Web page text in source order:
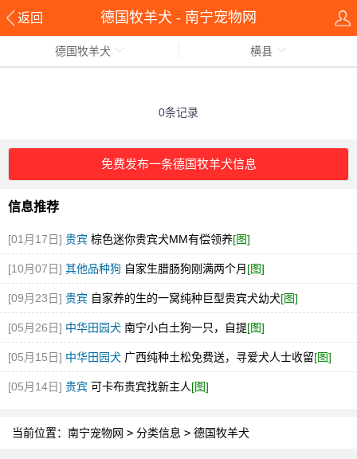
返回 德国牧羊犬 - 南宁宠物网
德国牧羊犬 横县
0条记录
免费发布一条德国牧羊犬信息
信息推荐
[01月17日] 贵宾 棕色迷你贵宾犬MM有偿领养[图]
[10月07日] 其他品种狗 自家生腊肠狗刚满两个月 [图]
[09月23日] 贵宾 自家养的生的一窝纯种巨型贵宾犬幼犬[图]
[05月26日] 中华田园犬 南宁小白土狗一只，自提[图]
[05月15日] 中华田园犬 广西纯种土松免费送，寻爱犬人士收留[图]
[05月14日] 贵宾 可卡布贵宾找新主人[图]
当前位置： 南宁宠物网 > 分类信息 > 德国牧羊犬